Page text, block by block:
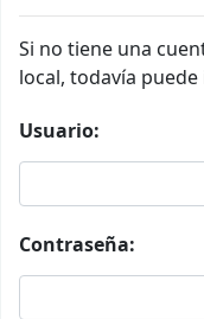
Si no tiene una
local, todavía
Usuario:
Contraseña: